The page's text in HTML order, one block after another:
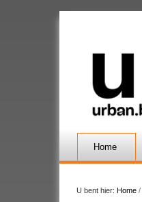
Home
U bent hier: Home /